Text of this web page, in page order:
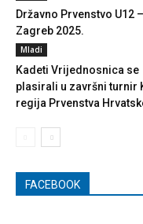
Državno Prvenstvo U12 –
Zagreb 2025.
Mladi
Kadeti Vrijednosnica se
plasirali u završni turnir
regija Prvenstva
FACEBOOK